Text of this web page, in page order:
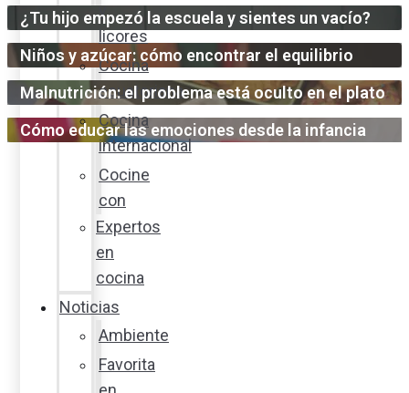
y
licores
Cocina
ecuatoriana
Cocina
internacional
Cocine
con
Expertos
en
cocina
Noticias
Ambiente
Favorita
¿Tu hijo empezó la escuela y sientes un vacío?
Niños y azúcar: cómo encontrar el equilibrio
Malnutrición: el problema está oculto en el plato
Cómo educar las emociones desde la infancia